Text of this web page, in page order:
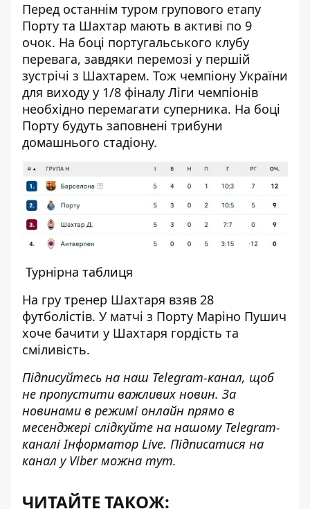
Перед останнім туром групового етапу
Порту та Шахтар мають в активі по 9
очок. На боці португальського клубу
перевага, завдяки перемозі у першій
зустрічі з Шахтарем. Тож чемпіону України
для виходу у 1/8 фіналу Ліги чемпіонів
необхідно перемагати суперника. На боці
Порту будуть заповнені трибуни
домашнього стадіону.
Турнірна таблиця
На гру тренер Шахтаря взяв 28
футболістів. У матчі з Порту Маріно Пушич
хоче бачити у Шахтаря гордість та
сміливість.
Підписуйтесь на наш Telegram-канал, щоб
не пропустити важливих новин. За
новинами в режимі онлайн прямо в
месенджері слідкуйте на нашому Telegram-
каналіІнформатор Live. Підписатися на
канал у Viber можна тут.
ЧИТАЙТЕ ТАКОЖ: